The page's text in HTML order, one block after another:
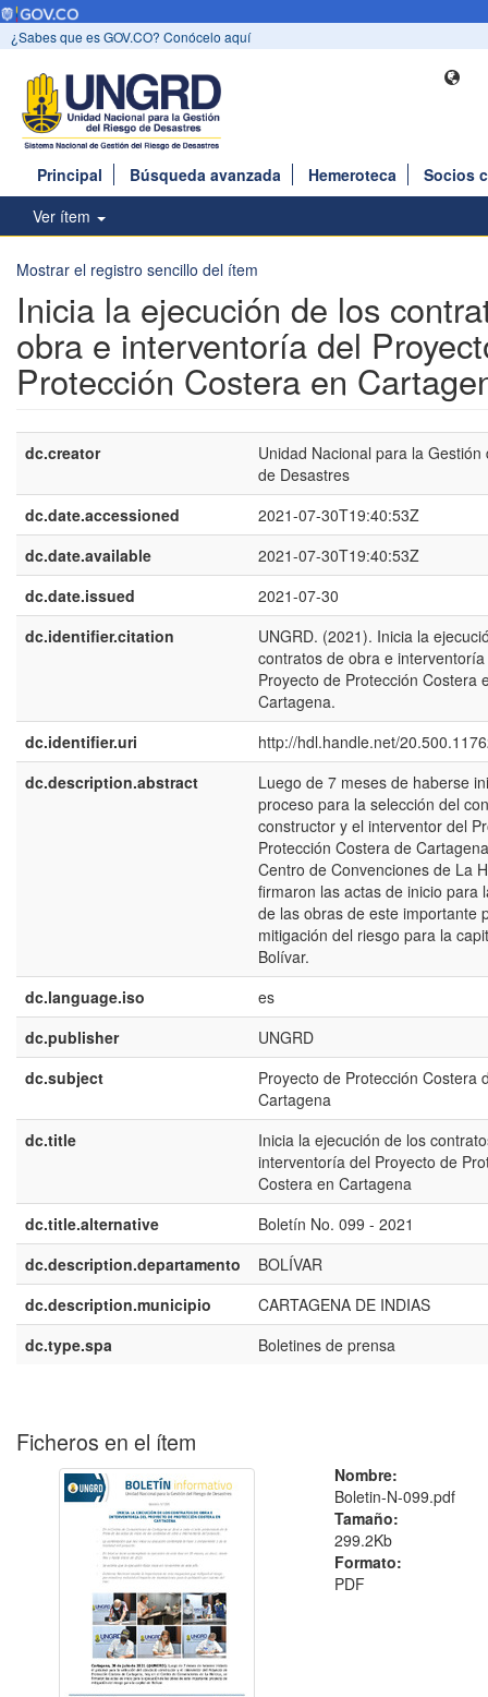
¿Sabes que es GOV.CO? Conócelo aquí
Principal Búsqueda avanzada Hemeroteca
Socios
Ver ítem
Mostrar el registro sencillo del ítem
Inicia la ejecución de los
obra e interventoría del
Protección Costera en
dc.creator
Unidad Nacional para la Gestión
de Desastres
dc.date.accessioned
2021-07-30T19:40:53Z
dc.date.available
2021-07-30T19:40:53Z
dc.date.issued
2021-07-30
dc.identifier.citation
UNGRD. (2021). Inicia la
contratos de obra e
Proyecto de Protección Costera
Cartagena.
dc.identifier.uri
http://hdl.handle.net/
dc.description.abstract
Luego de 7 meses de haberse
proceso para la selección del
constructor y el interventor del
Protección Costera de
Centro de Convenciones de La
firmaron las actas de inicio para
de las obras de este importante
mitigación del riesgo para la
Bolívar.
dc.language.iso
es
dc.publisher
UNGRD
dc.subject
Proyecto de Protección Costera
Cartagena
dc.title
Inicia la ejecución de los
interventoría del Proyecto de
Costera en Cartagena
dc.title.alternative
Boletín No. 099 - 2021
dc.description.departamento
BOLÍVAR
dc.description.municipio
CARTAGENA DE INDIAS
dc.type.spa
Boletines de prensa
Ficheros en el ítem
Nombre:
Boletin-N-099.pdf
Tamaño:
299.2Kb
Formato:
PDF